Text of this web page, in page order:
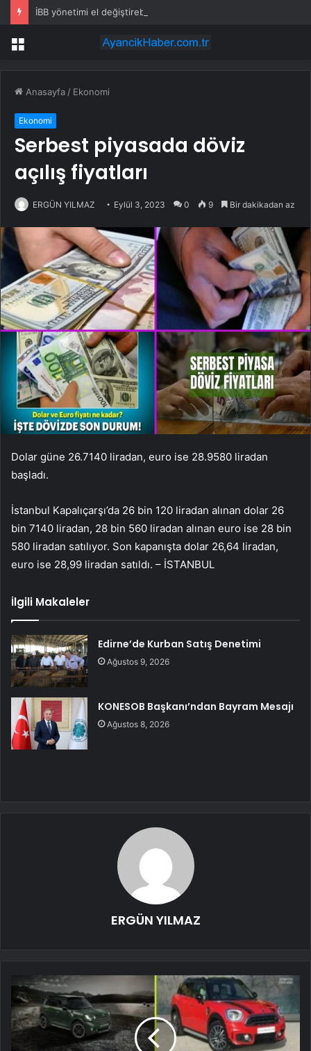
Menü
Anasayfa / Ekonomi
Ekonomi
Serbest piyasada döviz
açılış fiyatları
ERGÜN YILMAZ Eylül 3, 2023 0 9 Bir dakikadan az
Dolar güne 26.7140 liradan, euro ise 28.9580 liradan
başladı.
İstanbul Kapalıçarşı’da 26 bin 120 liradan alınan dolar 26
bin 7140 liradan, 28 bin 560 liradan alınan euro ise 28 bin
580 liradan satılıyor. Son kapanışta dolar 26,64 liradan,
euro ise 28,99 liradan satıldı. – İSTANBUL
İlgili Makaleler
Edirne’de Kurban Satış Denetimi
Ağustos 9, 2026
KONESOB Başkanı’ndan Bayram Mesajı
Ağustos 8, 2026
ERGÜN YILMAZ